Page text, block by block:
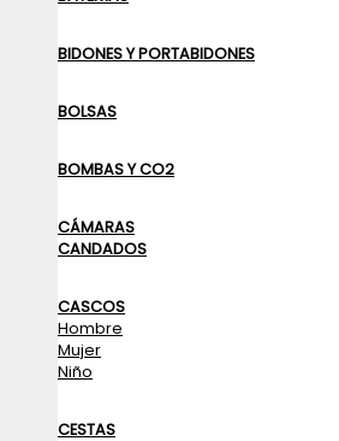
BIDONES Y PORTABIDONES
BOLSAS
BOMBAS Y CO2
CÁMARAS
CANDADOS
CASCOS
Hombre
Mujer
Niño
CESTAS